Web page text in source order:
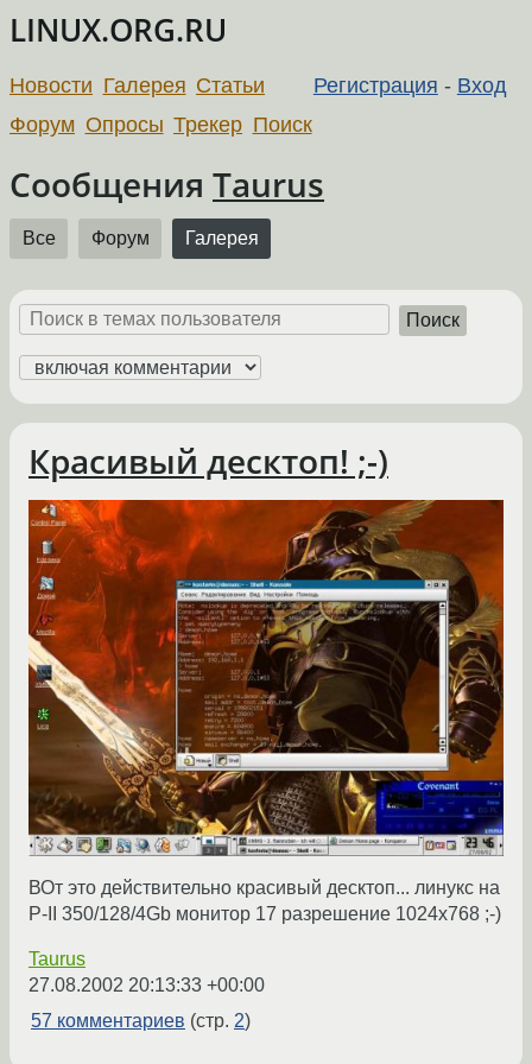
LINUX.ORG.RU
Регистрация - Вход
Новости Галерея Статьи
Форум Опросы Трекер Поиск
Сообщения Taurus
Все Форум Галерея
Поиск
Красивый десктоп! ;-)
ВОт это действительно красивый десктоп... линукс на
P-II 350/128/4Gb монитор 17 разрешение 1024x768 ;-)
Taurus
27.08.2002 20:13:33 +00:00
57 комментариев (стр. 2)